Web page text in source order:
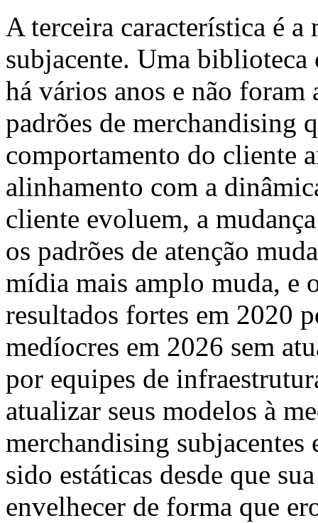
A terceira característica é
subjacente. Uma
há vários anos e não
padrões de merchandising
comportamento do cliente
alinhamento com a
cliente evoluem, a
os padrões de atenção
mídia mais amplo muda, e
resultados fortes em 2020
medíocres em 2026 sem
por equipes de
atualizar seus modelos à
merchandising
sido estáticas desde que
envelhecer de forma que